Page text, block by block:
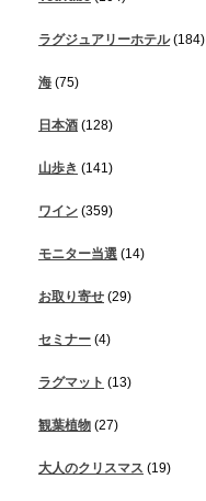
ラグジュアリーホテル(184)
海 (75)
日本酒 (128)
山歩き (141)
ワイン (359)
モニター当選 (14)
お取り寄せ (29)
セミナー (4)
ラグマット (13)
観葉植物 (27)
大人のクリスマス (19)